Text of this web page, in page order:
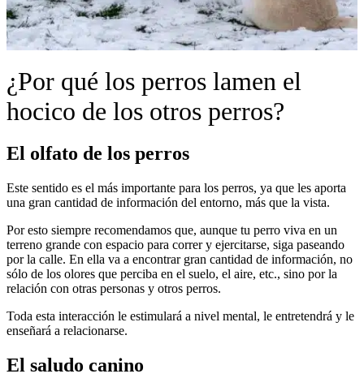
¿Por qué los perros lamen el
hocico de los otros perros?
El olfato de los perros
Este sentido es el más importante para los perros, ya que les aporta
una gran cantidad de información del entorno, más que la vista.
Por esto siempre recomendamos que, aunque tu perro viva en un
terreno grande con espacio para correr y ejercitarse, siga paseando
por la calle. En ella va a encontrar gran cantidad de información, no
sólo de los olores que perciba en el suelo, el aire, etc., sino por la
relación con otras personas y otros perros.
Toda esta interacción le estimulará a nivel mental, le entretendrá y le
enseñará a relacionarse.
El saludo canino